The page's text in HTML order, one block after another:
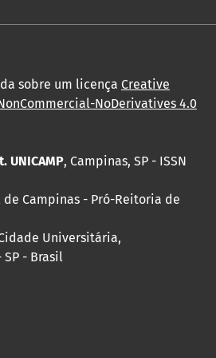
sobre um licença Creative
NoDerivatives 4.0
UNICAMP, Campinas, SP - ISSN
Campinas - Pró-Reitoria de
Universitária,
SP - Brasil